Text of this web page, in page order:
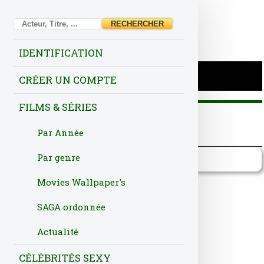
Acteurs Production
Terrain d'entente
Titre Français
IDENTIFICATION
CRÉER UN COMPTE
FILMS & SÉRIES
Par Année
Par genre
Movies Wallpaper's
SAGA ordonnée
Actualité
CÉLÉBRITÉS SEXY